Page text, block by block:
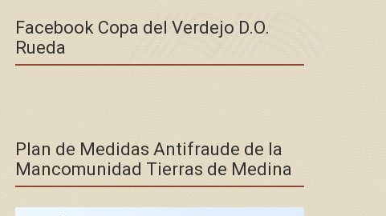
Facebook Copa del Verdejo D.O.
Rueda
Plan de Medidas Antifraude de la
Mancomunidad Tierras de Medina